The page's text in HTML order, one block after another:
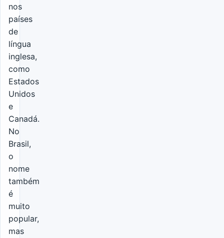
nos
países
de
língua
inglesa,
como
Estados
Unidos
e
Canadá.
No
Brasil,
o
nome
também
é
muito
popular,
mas